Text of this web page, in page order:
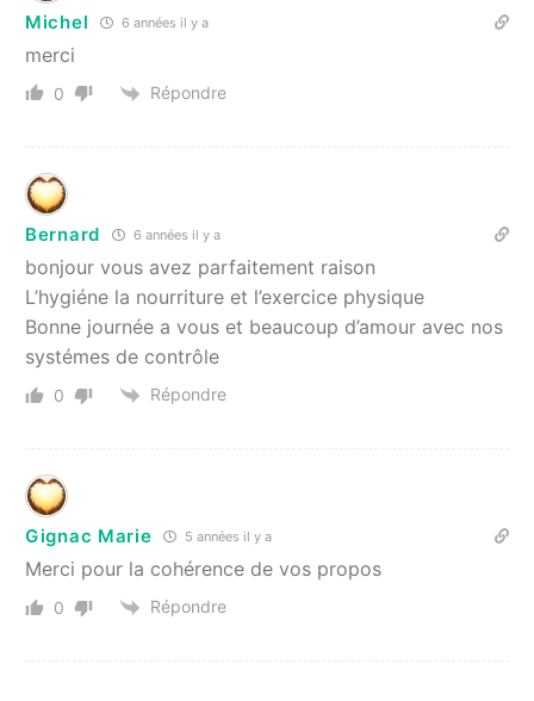
Michel 6 années il y a
merci
0 Répondre
Bernard 6 années il y a
bonjour vous avez parfaitement raison
L’hygiéne la nourriture et l’exercice physique
Bonne journée a vous et beaucoup d’amour avec nos
systémes de contrôle
0 Répondre
Gignac Marie 5 années il y a
Merci pour la cohérence de vos propos
0 Répondre